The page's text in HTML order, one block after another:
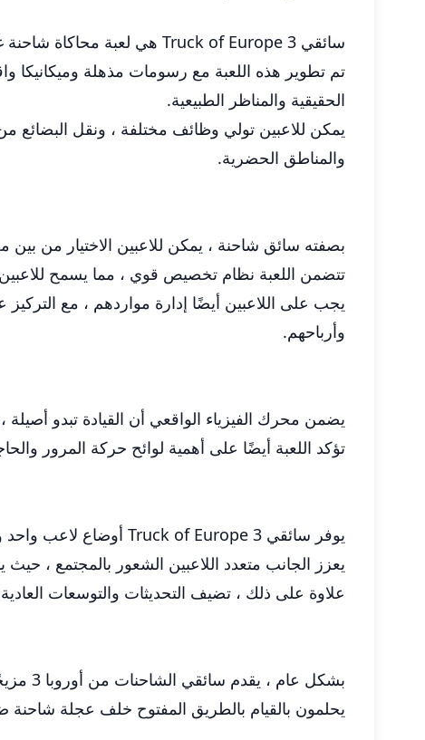
سائقي Truck of Europe 3 هي لعبة محاكاة شاحنة غامرة تنقل اللاعبين إلى قلب الخدمات اللوجستية الأوروبية.
تم تطوير هذه اللعبة مع رسومات مذهلة وميكانيكا
الحقيقية والمناظر الطبيعية.
يمكن للاعبين تولي وظائف مختلفة ، ونقل
والمناطق الحضرية.
بصفته سائق شاحنة ، يمكن للاعبين الاختيار من
تتضمن اللعبة نظام تخصيص قوي ، مما يسمح للاعبين
يجب على اللاعبين أيضًا إدارة مواردهم ، مع
وأرباحهم.
يضمن محرك الفيزياء الواقعي أن القيادة تبدو
تؤكد اللعبة أيضًا على أهمية لوائح حركة المرور
يوفر سائقي Truck of Europe 3 أوضاع لاعب واحد ومتعدد اللاعبين ، مما يسمح للاعبين إما بالبدء في رحلة انفرادية أو فريق مع الأصدقاء.
يعزز الجانب متعدد اللاعبين الشعور بالمجتمع ،
علاوة على ذلك ، تضيف التحديثات والتوسعات
بشكل
يحلمون بالقيام بالطريق المفتوح خلف عجلة